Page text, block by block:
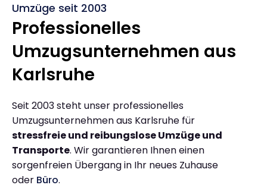
Umzüge seit 2003
Professionelles
Umzugsunternehmen aus
Karlsruhe
Seit 2003 steht unser professionelles
Umzugsunternehmen aus Karlsruhe für
stressfreie und reibungslose Umzüge und
Transporte. Wir garantieren Ihnen einen
sorgenfreien Übergang in Ihr neues Zuhause
oder Büro.